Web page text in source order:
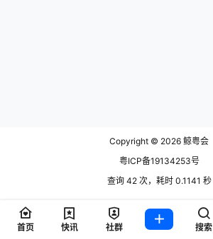
Copyright © 2026 鲸粤会
粤ICP备19134253号
查询 42 次，耗时 0.1141 秒
首页 快讯 社群 搜索